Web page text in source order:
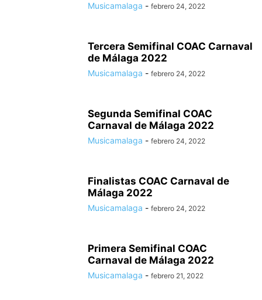
Musicamalaga - febrero 24, 2022
Tercera Semifinal COAC Carnaval
de Málaga 2022
Musicamalaga - febrero 24, 2022
Segunda Semifinal COAC
Carnaval de Málaga 2022
Musicamalaga - febrero 24, 2022
Finalistas COAC Carnaval de
Málaga 2022
Musicamalaga - febrero 24, 2022
Primera Semifinal COAC
Carnaval de Málaga 2022
Musicamalaga - febrero 21, 2022